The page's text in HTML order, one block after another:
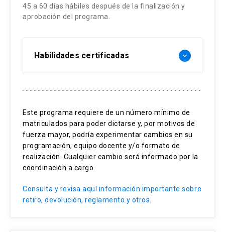
45 a 60 días hábiles después de la finalización y
aprobación del programa.
Habilidades certificadas keyboard_arrow_down
Envejecimiento activo
Cuidados en personas mayores
Promoción de la funcionalidad
Hospitalización en personas mayores
Este programa requiere de un número mínimo de
matriculados para poder dictarse y, por motivos de
fuerza mayor, podría experimentar cambios en su
programación, equipo docente y/o formato de
realización. Cualquier cambio será informado por la
coordinación a cargo.
Consulta y revisa aquí información importante sobre
retiro, devolución, reglamento y otros.